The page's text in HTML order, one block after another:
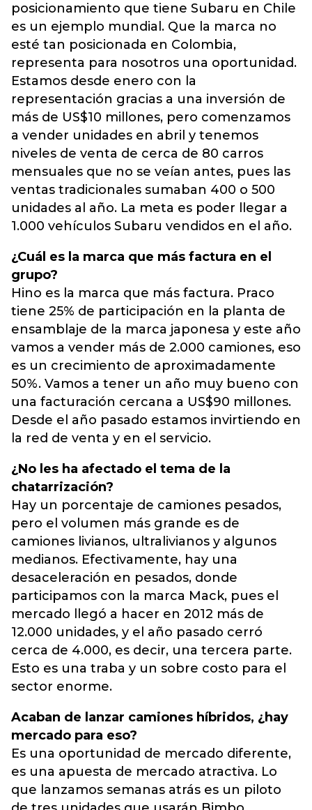
posicionamiento que tiene Subaru en Chile
es un ejemplo mundial. Que la marca no
esté tan posicionada en Colombia,
representa para nosotros una oportunidad.
Estamos desde enero con la
representación gracias a una inversión de
más de US$10 millones, pero comenzamos
a vender unidades en abril y tenemos
niveles de venta de cerca de 80 carros
mensuales que no se veían antes, pues las
ventas tradicionales sumaban 400 o 500
unidades al año. La meta es poder llegar a
1.000 vehículos Subaru vendidos en el año.
¿Cuál es la marca que más factura en el
grupo?
Hino es la marca que más factura. Praco
tiene 25% de participación en la planta de
ensamblaje de la marca japonesa y este año
vamos a vender más de 2.000 camiones, eso
es un crecimiento de aproximadamente
50%. Vamos a tener un año muy bueno con
una facturación cercana a US$90 millones.
Desde el año pasado estamos invirtiendo en
la red de venta y en el servicio.
¿No les ha afectado el tema de la
chatarrización?
Hay un porcentaje de camiones pesados,
pero el volumen más grande es de
camiones livianos, ultralivianos y algunos
medianos. Efectivamente, hay una
desaceleración en pesados, donde
participamos con la marca Mack, pues el
mercado llegó a hacer en 2012 más de
12.000 unidades, y el año pasado cerró
cerca de 4.000, es decir, una tercera parte.
Esto es una traba y un sobre costo para el
sector enorme.
Acaban de lanzar camiones híbridos, ¿hay
mercado para eso?
Es una oportunidad de mercado diferente,
es una apuesta de mercado atractiva. Lo
que lanzamos semanas atrás es un piloto